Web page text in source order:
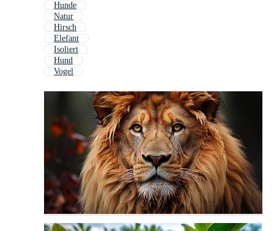
Hunde
Natur
Hirsch
Elefant
Isoliert
Hund
Vogel